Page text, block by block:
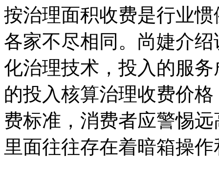
按治理面积收费是行业
各家不尽相同。尚婕介
化治理技术，投入的服
的投入核算治理收费价
费标准，消费者应警惕
里面往往存在着暗箱操